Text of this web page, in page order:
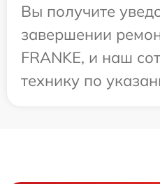
Вы получите
завершении
FRANKE, и наш
технику по